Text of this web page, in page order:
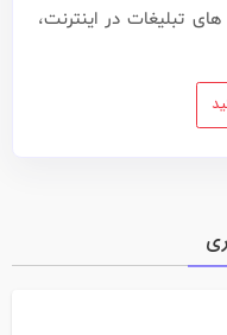
تبلیغات در اینترنت،